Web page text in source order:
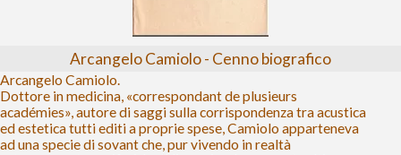
Arcangelo Camiolo - Cenno biografico
Arcangelo Camiolo.
Dottore in medicina, «correspondant de plusieurs
académies», autore di saggi sulla corrispondenza tra acustica
ed estetica tutti editi a proprie spese, Camiolo apparteneva
ad una specie di sovant che, pur vivendo in realtà